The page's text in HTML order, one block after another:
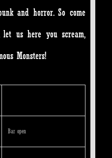
and horror. So come
us here you scream,
Monsters!
Bar open